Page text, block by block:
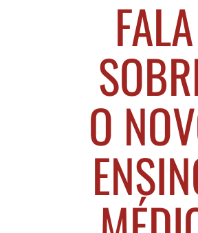
FALA
O